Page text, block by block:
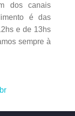
dos canais
é das
e de 13hs
sempre à